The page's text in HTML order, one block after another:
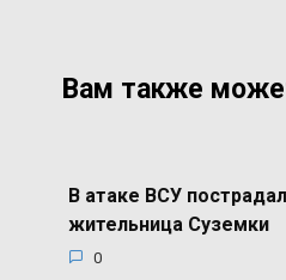
Вам также
В атаке ВСУ
жительница Суземки
0